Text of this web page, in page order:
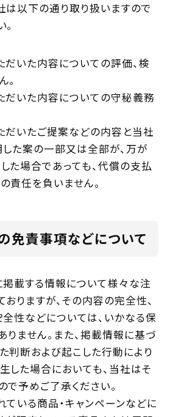
は以下の通り取り扱いますので
だいた内容についての評価、検
。
だいた内容についての守秘義務
だいたご提案などの内容と当社
した案の一部又は全部が、万が
た場合であっても、代償の支払
責任を負いません。
免責事項などについて
掲載する情報について様々な注
りますが、その内容の完全性、
全性などについては、いかなる保
りません。また、掲載情報に基づ
判断および起こした行動により
した場合においても、当社はそ
で予めご了承ください。
ている商品・キャンペーンなどに